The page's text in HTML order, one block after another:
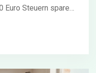
Euro Steuern sparen